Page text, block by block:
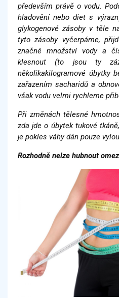
především právě o vodu.
hladovění nebo diet s
glykogenové zásoby v těle
tyto zásoby vyčerpáme,
značné množství vody a
klesnout (to jsou ty
několikakilogramové úbytky
zařazením sacharidů a
však vodu velmi rychleme
Při změnách tělesné
zda jde o úbytek tukové
je pokles váhy dán pouze
Rozhodně nelze hubnout